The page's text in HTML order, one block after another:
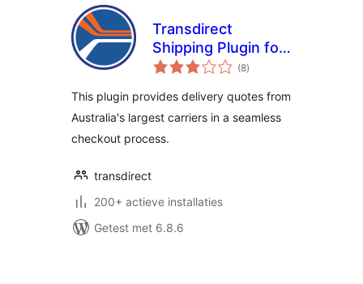
Transdirect
Shipping Plugin for
Woocommerce
(8totaal
waarderingen
)
This plugin provides delivery quotes from
Australia's largest carriers in a seamless
checkout process.
transdirect
200+ actieve installaties
Getest met 6.8.6